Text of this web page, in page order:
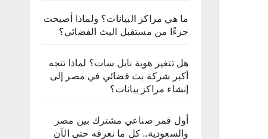
ما هي مراكز البيانات؟ ولماذا أصبحت
جزءًا من مستقبل البث الفضائي؟
هل تتغير هوية نايل سات؟ لماذا تتجه
أكبر شركة بث فضائي في مصر إلى
إنشاء مراكز بيانات؟
أول قمر صناعي مشترك بين مصر
والسعودية.. كل ما نعرفه حتى الآن